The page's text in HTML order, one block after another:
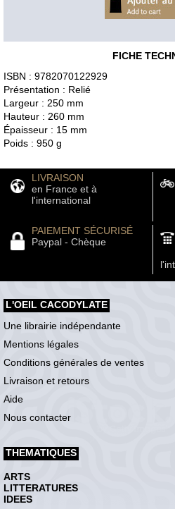
FICHE
ISBN : 9782070122929
Présentation : Relié
Largeur : 250 mm
Hauteur : 260 mm
Épaisseur : 15 mm
Poids : 950 g
LIVRAISON
en France et à
l'international
PAIEMENT SÉCURISÉ
Paypal - Chèque
L'OEIL CACODYLATE
Une librairie indépendante
Mentions légales
Conditions générales de ventes
Livraison et retours
Aide
Nous contacter
THEMATIQUES
ARTS
LITTERATURES
IDEES